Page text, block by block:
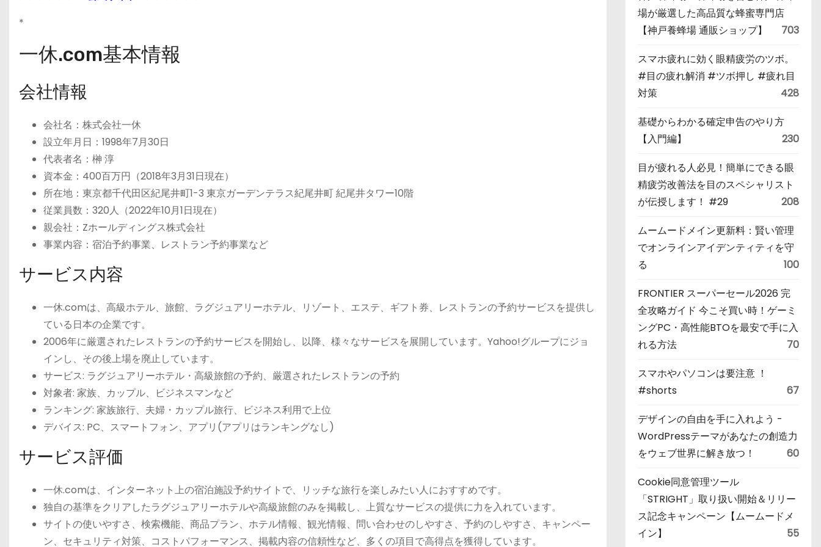
*
一休.com基本情報
会社情報
会社名：株式会社一休
設立年月日：1998年7月30日
代表者名：榊 淳
資本金：400百万円（2018年3月31日現在）
所在地：東京都千代田区紀尾井町1-3 東京ガーデンテラス紀尾井町 紀尾井タワー10階
従業員数：320人（2022年10月1日現在）
親会社：Zホールディングス株式会社
事業内容：宿泊予約事業、レストラン予約事業など
サービス内容
一休.comは、高級ホテル、旅館、ラグジュアリーホテル、リゾート、エステ、ギフト券、レストランの予約サービスを提供し
ている日本の企業です。
2006年に厳選されたレストランの予約サービスを開始し、以降、様々なサービスを展開しています。Yahoo!グループにジョ
インし、その後上場を廃止しています。
サービス: ラグジュアリーホテル・高級旅館の予約、厳選されたレストランの予約
対象者: 家族、カップル、ビジネスマンなど
ランキング: 家族旅行、夫婦・カップル旅行、ビジネス利用で上位
デバイス: PC、スマートフォン、アプリ(アプリはランキングなし)
サービス評価
一休.comは、インターネット上の宿泊施設予約サイトで、リッチな旅行を楽しみたい人におすすめです。
独自の基準をクリアしたラグジュアリーホテルや高級旅館のみを掲載し、上質なサービスの提供に力を入れています。
サイトの使いやすさ、検索機能、商品プラン、ホテル情報、観光情報、問い合わせのしやすさ、予約のしやすさ、キャンペー
ン、セキュリティ対策、コストパフォーマンス、掲載内容の信頼性など、多くの項目で高得点を獲得しています。
場が厳選した高品質な蜂蜜専門店
【神戸養蜂場 通販ショップ】
703
スマホ疲れに効く眼精疲労のツボ。
#目の疲れ解消 #ツボ押し #疲れ目
対策
428
基礎からわかる確定申告のやり方
【入門編】
230
目が疲れる人必見！簡単にできる眼
精疲労改善法を目のスペシャリスト
が伝授します！ #29
208
ムームードメイン更新料：賢い管理
でオンラインアイデンティティを守
る
100
FRONTIER スーパーセール2026 完
全攻略ガイド 今こそ買い時！ゲーミ
ングPC・高性能BTOを最安で手に入
れる方法
70
スマホやパソコンは要注意 ！
#shorts
67
デザインの自由を手に入れよう -
WordPressテーマがあなたの創造力
をウェブ世界に解き放つ！
60
Cookie同意管理ツール
「STRIGHT」取り扱い開始＆リリー
ス記念キャンペーン【ムームードメ
イン】
55